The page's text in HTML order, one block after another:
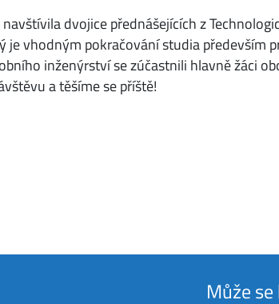
dvojice přednášejících z
je vhodným pokračování studia především
inženýrství se zúčastnili hlavně žáci
a těšíme se příště!
Může